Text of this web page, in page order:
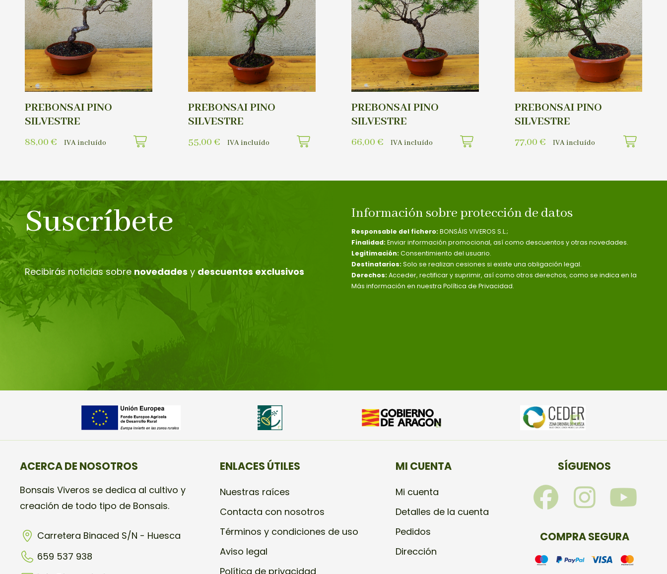
PREBONSAI PINO
SILVESTRE
88,00 € IVA incluído
PREBONSAI PINO
SILVESTRE
55,00 € IVA incluído
PREBONSAI PINO
SILVESTRE
66,00 € IVA incluído
PREBONSAI PINO
SILVESTRE
77,00 € IVA incluído
Suscríbete
Recibirás noticias sobre novedades y descuentos exclusivos
Información sobre protección de datos
Responsable del fichero: BONSÁIS VIVEROS S.L.;
Finalidad: Enviar información promocional, así como descuentos y otras novedades.
Legitimación: Consentimiento del usuario.
Destinatarios: Solo se realizan cesiones si existe una obligación legal.
Derechos: Acceder, rectificar y suprimir, así como otros derechos, como se indica en la
Más información en nuestra Política de Privacidad.
ACERCA DE NOSOTROS
Bonsais Viveros se dedica al cultivo y
creación de todo tipo de Bonsais.
Carretera Binaced S/N - Huesca
659 537 938
ENLACES ÚTILES
Nuestras raíces
Contacta con nosotros
Términos y condiciones de uso
Aviso legal
Política de privacidad
MI CUENTA
Mi cuenta
Detalles de la cuenta
Pedidos
Dirección
SÍGUENOS
F
a
c
I
n
s
Y
u
COMPRA SEGURA